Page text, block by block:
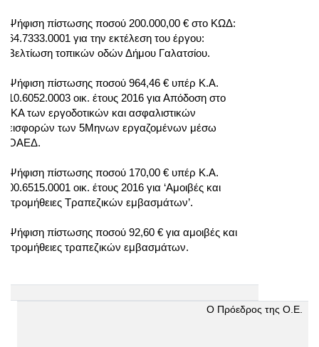
Ψήφιση πίστωσης ποσού 200.000,00 € στο ΚΩΔ:
64.7333.0001 για την εκτέλεση του έργου:
Βελτίωση τοπικών οδών Δήμου Γαλατσίου.
Ψήφιση πίστωσης ποσού 964,46 € υπέρ Κ.Α.
10.6052.0003 οικ. έτους 2016 για Απόδοση στο
ΙΚΑ των εργοδοτικών και ασφαλιστικών
εισφορών των 5Μηνων εργαζομένων μέσω
ΟΑΕΔ.
Ψήφιση πίστωσης ποσού 170,00 € υπέρ Κ.Α.
00.6515.0001 οικ. έτους 2016 για ‘Αμοιβές και
προμήθειες Τραπεζικών εμβασμάτων’.
Ψήφιση πίστωσης ποσού 92,60 € για αμοιβές και
προμήθειες τραπεζικών εμβασμάτων.
Ο Πρόεδρος της Ο.Ε.